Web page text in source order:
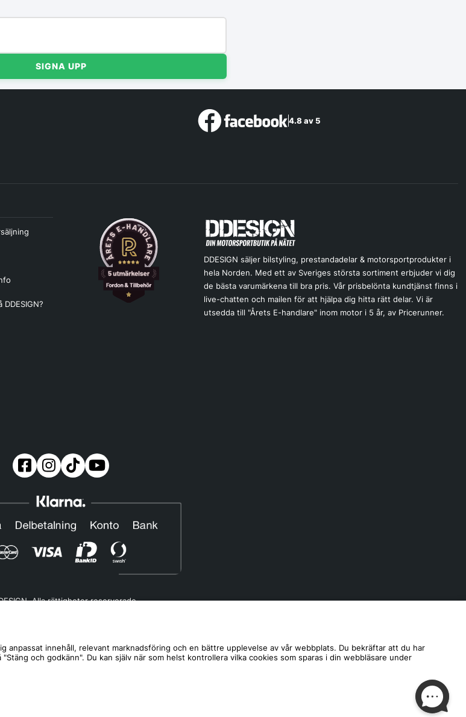
SIGNA UPP
4.8 av 5
DDESIGN säljer bilstyling, prestandadelar & motorsportprodukter i
hela Norden. Med ett av Sveriges största sortiment erbjuder vi dig
de bästa varumärkena till bra pris. Vår prisbelönta kundtjänst finns i
live-chatten och mailen för att hjälpa dig hitta rätt delar. Vi är
utsedda till "Årets E-handlare" inom motor i 5 år, av Pricerunner.
Alla rättigheter reserverade.
Helgfria vardagar 10:00-12:00
anpassat innehåll, relevant marknadsföring och en bättre upplevelse av vår webbplats. Du bekräftar att du har
och godkänn". Du kan själv när som helst kontrollera vilka cookies som sparas i din webbläsare under